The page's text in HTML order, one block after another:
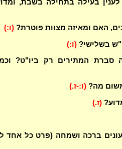
בעילה בתחילה בשבת,
האם ומאיזה מצוות פוטרת?(ו:)
בשלישי?(ו:)
המתירים רק ביו"ט?
מה?(ו:-ז.)
(ז.)
ברכה ושמחה (פרט כל אחד